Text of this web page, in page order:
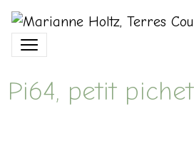
Pi64, petit pichet